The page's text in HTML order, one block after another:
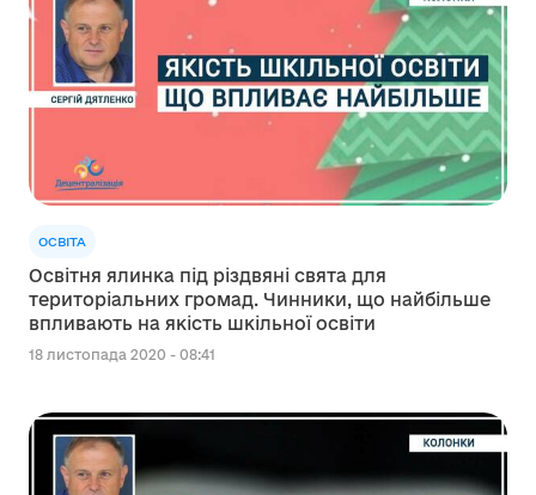
ОСВІТА
Освітня ялинка під різдвяні свята для
територіальних громад. Чинники, що найбільше
впливають на якість шкільної освіти
18 листопада 2020 - 08:41